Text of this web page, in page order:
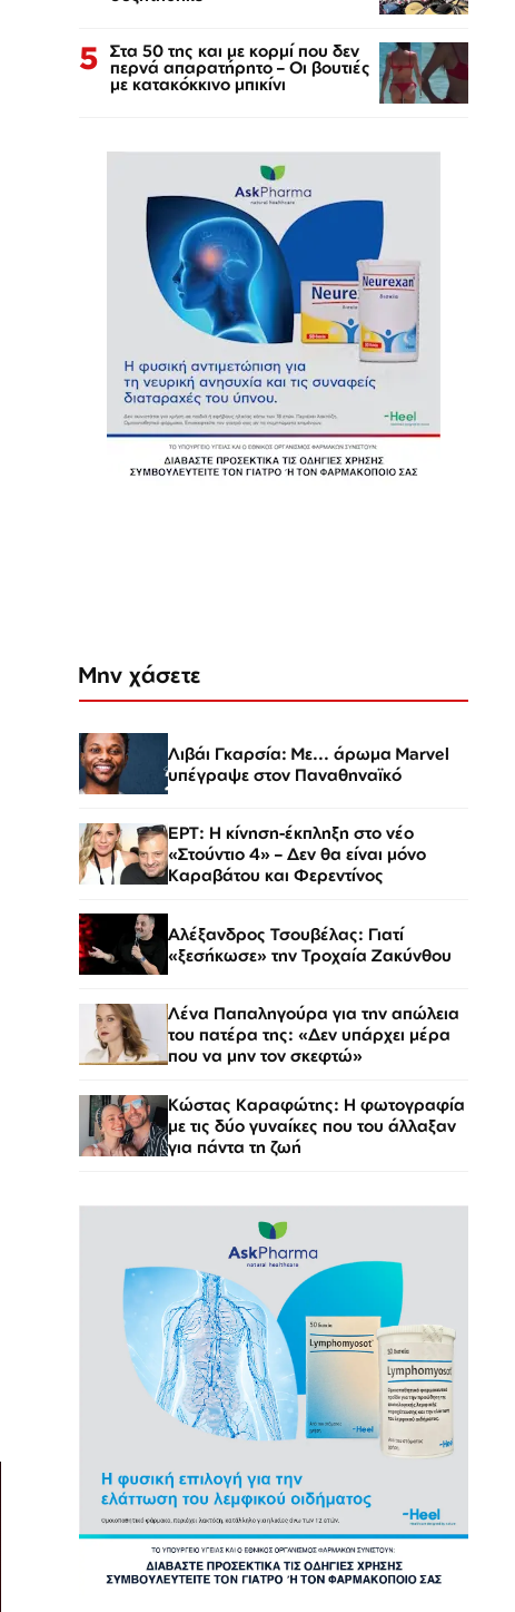
5 Στα 50 της και με κορμί που δεν
περνά απαρατήρητο – Οι βουτιές
με κατακόκκινο μπικίνι
Μην χάσετε
Λιβάι Γκαρσία: Με... άρωμα Marvel
υπέγραψε στον Παναθηναϊκό
ΕΡΤ: Η κίνηση-έκπληξη στο νέο
«Στούντιο 4» – Δεν θα είναι μόνο
Καραβάτου και Φερεντίνος
Αλέξανδρος Τσουβέλας: Γιατί
«ξεσήκωσε» την Τροχαία Ζακύνθου
Λένα Παπαληγούρα για την απώλεια
του πατέρα της: «Δεν υπάρχει μέρα
που να μην τον σκεφτώ»
Κώστας Καραφώτης: Η φωτογραφία
με τις δύο γυναίκες που του άλλαξαν
για πάντα τη ζωή